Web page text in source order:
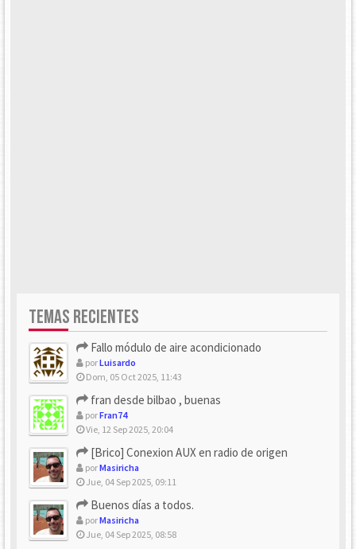
TEMAS RECIENTES
Fallo módulo de aire acondicionado
porLuisardo
Dom, 05 Oct 2025, 11:43
fran desde bilbao , buenas
porFran74
Vie, 12 Sep 2025, 20:04
[Brico] Conexion AUX en radio de origen
porMasiricha
Jue, 04 Sep 2025, 09:11
Buenos días a todos.
porMasiricha
Jue, 04 Sep 2025, 08:58